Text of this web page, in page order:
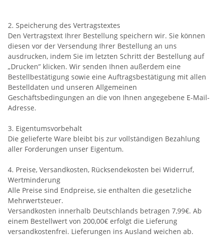
2. Speicherung des Vertragstextes
Den Vertragstext Ihrer Bestellung speichern wir. Sie können
diesen vor der Versendung Ihrer Bestellung an uns
ausdrucken, indem Sie im letzten Schritt der Bestellung auf
„Drucken” klicken. Wir senden Ihnen außerdem eine
Bestellbestätigung sowie eine Auftragsbestätigung mit allen
Bestelldaten und unseren Allgemeinen
Geschäftsbedingungen an die von Ihnen angegebene E-Mail-
Adresse.
3. Eigentumsvorbehalt
Die gelieferte Ware bleibt bis zur vollständigen Bezahlung
aller Forderungen unser Eigentum.
4. Preise, Versandkosten, Rücksendekosten bei Widerruf,
Wertminderung
Alle Preise sind Endpreise, sie enthalten die gesetzliche
Mehrwertsteuer.
Versandkosten innerhalb Deutschlands betragen 7,99€. Ab
einem Bestellwert von 200,00€ erfolgt die Lieferung
versandkostenfrei. Lieferungen ins Ausland weichen ab.